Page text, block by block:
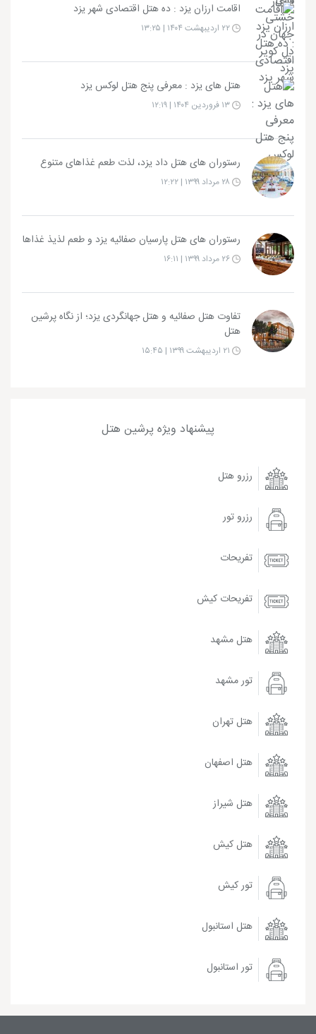
اقامت ارزان یزد : ده هتل اقتصادی شهر یزد
هتل های یزد : معرفی پنج هتل لوکس یزد
رستوران های هتل داد یزد، لذت طعم غذاهای متنوع
رستوران های هتل پارسیان صفائیه یزد و طعم لذیذ غذاها
تفاوت هتل صفائیه و هتل جهانگردی یزد؛ از نگاه پرشین
هتل
پیشنهاد ویژه پرشین هتل
رزرو هتل
رزرو تور
تفریحات
تفریحات کیش
هتل مشهد
تور مشهد
هتل تهران
هتل اصفهان
هتل شیراز
هتل کیش
تور کیش
هتل استانبول
تور استانبول